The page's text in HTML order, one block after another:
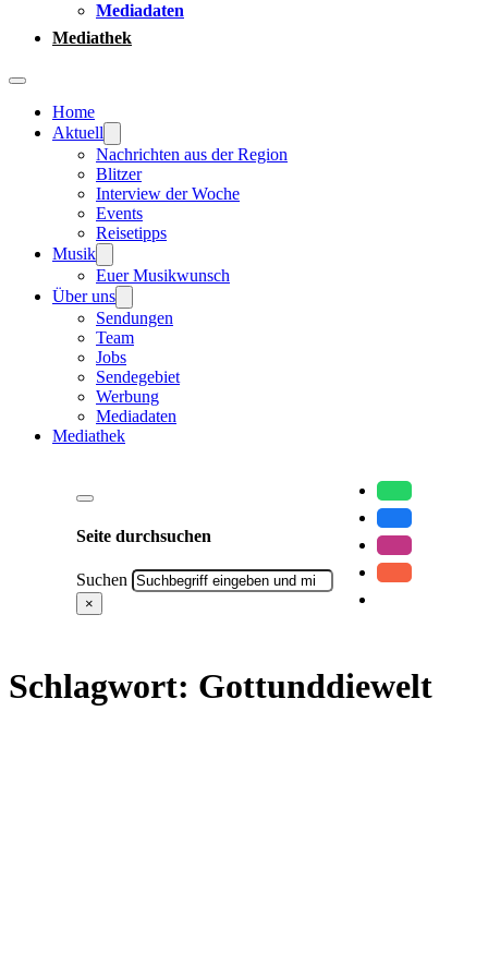
Mediadaten
Mediathek
Home
Aktuell
Nachrichten aus der Region
Blitzer
Interview der Woche
Events
Reisetipps
Musik
Euer Musikwunsch
Über uns
Sendungen
Team
Jobs
Sendegebiet
Werbung
Mediadaten
Mediathek
Seite durchsuchen
Suchen
×
Schlagwort: Gottunddiewelt